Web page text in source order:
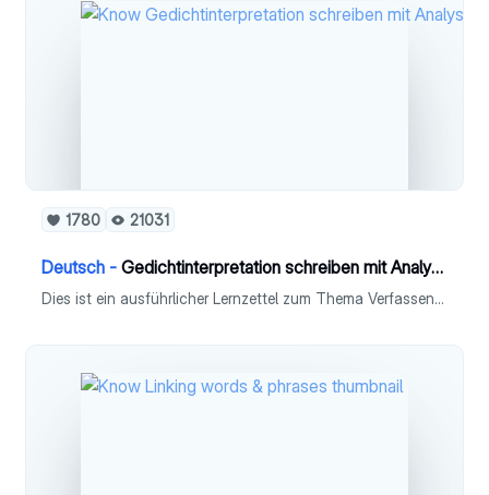
1780 21031
Deutsch - Gedichtinterpretation schreiben mit Analyse (Deutsch)
Dies ist ein ausführlicher Lernzettel zum Thema Verfassen einer Gedichtinterpretation mit Analyse in Fach Deutsch (Leistungskurs).